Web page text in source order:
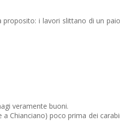
i lavori slittano di un
veramente buoni.
Chianciano) poco prima dei